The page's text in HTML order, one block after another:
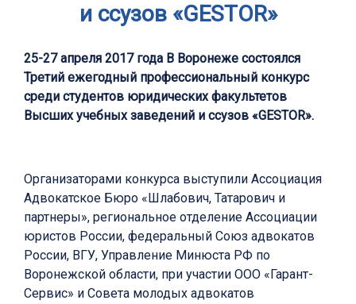
и ссузов «GESTOR»
25-27 апреля 2017 года В Воронеже состоялся
Третий ежегодный профессиональный конкурс
среди студентов юридических факультетов
Высших учебных заведений и ссузов «GESTOR».
Организаторами конкурса выступили Ассоциация
Адвокатское Бюро «Шлабович, Татарович и
партнеры», региональное отделение Ассоциации
юристов России, федеральный Союз адвокатов
России, ВГУ, Управление Минюста РФ по
Воронежской области, при участии ООО «Гарант-
Сервис» и Совета молодых адвокатов